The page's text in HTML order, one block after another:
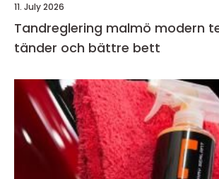
11. July 2026
Tandreglering malmö modern teknik för raka
tänder och bättre bett